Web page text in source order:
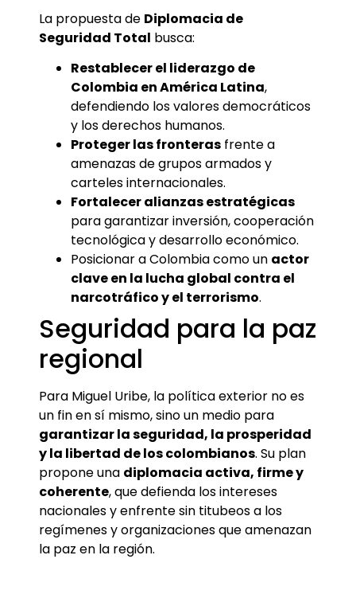
La propuesta de Diplomacia de
Seguridad Total busca:
Restablecer el liderazgo de
Colombia en América Latina,
defendiendo los valores democráticos
y los derechos humanos.
Proteger las fronteras frente a
amenazas de grupos armados y
carteles internacionales.
Fortalecer alianzas estratégicas
para garantizar inversión, cooperación
tecnológica y desarrollo económico.
Posicionar a Colombia como un actor
clave en la lucha global contra el
narcotráfico y el terrorismo.
Seguridad para la paz
regional
Para Miguel Uribe, la política exterior no es
un fin en sí mismo, sino un medio para
garantizar la seguridad, la prosperidad
y la libertad de los colombianos. Su plan
propone una diplomacia activa, firme y
coherente, que defienda los intereses
nacionales y enfrente sin titubeos a los
regímenes y organizaciones que amenazan
la paz en la región.